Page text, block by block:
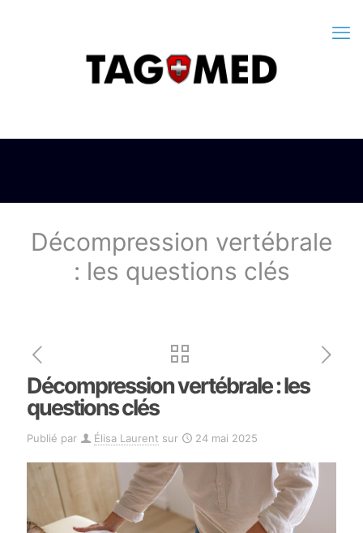
Décompression vertébrale
: les questions clés
Décompression vertébrale : les
questions clés
Publié par Élisa Laurent sur 24 mai 2025